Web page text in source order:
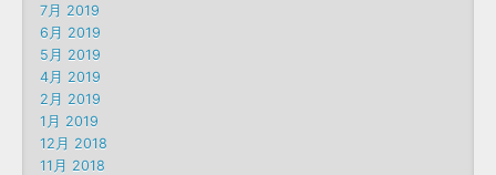
7月 2019
6月 2019
5月 2019
4月 2019
2月 2019
1月 2019
12月 2018
11月 2018